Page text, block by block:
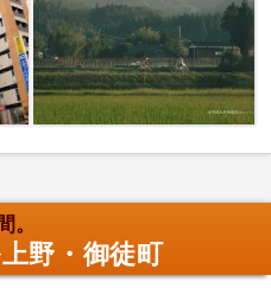
。
野・御徒町